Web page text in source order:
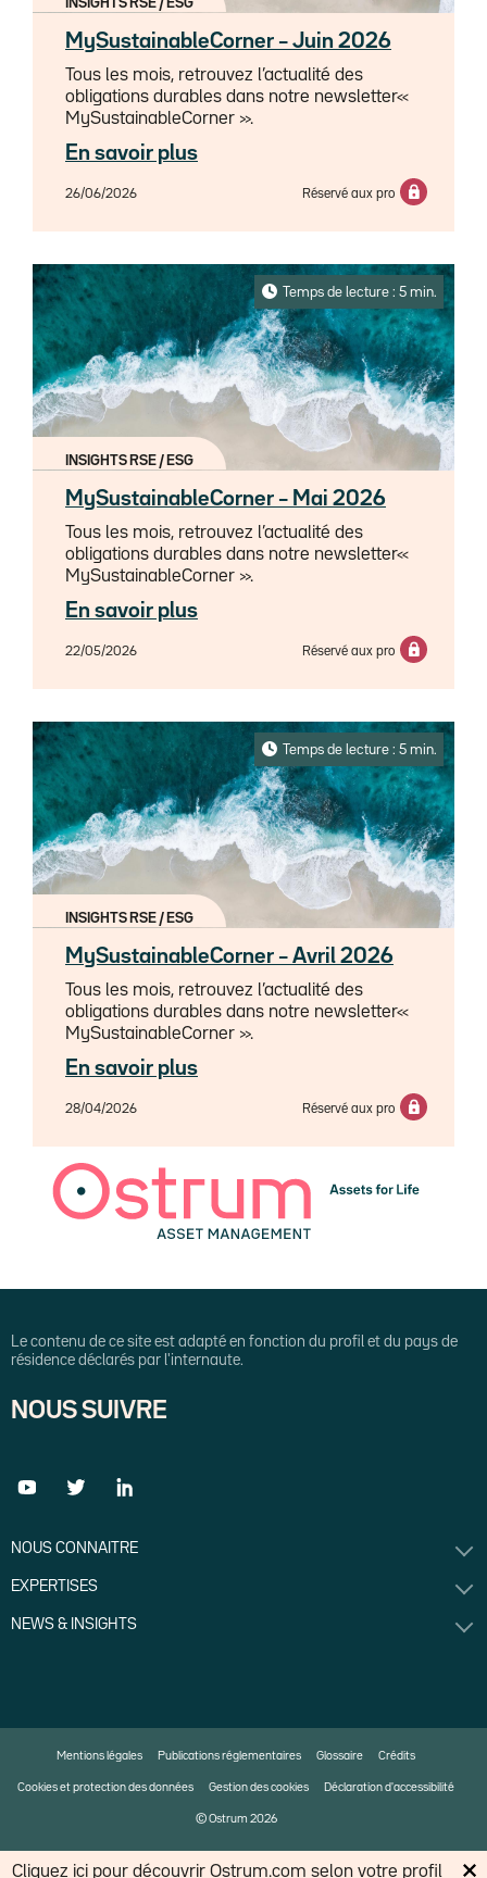
INSIGHTS RSE / ESG
MySustainableCorner – Juin 2026
Tous les mois, retrouvez l’actualité des
obligations durables dans notre newsletter«
MySustainableCorner ».
En savoir plus
26/06/2026 Réservé aux pro
Temps de lecture : 5 min.
INSIGHTS RSE / ESG
MySustainableCorner – Mai 2026
Tous les mois, retrouvez l’actualité des
obligations durables dans notre newsletter«
MySustainableCorner ».
En savoir plus
22/05/2026 Réservé aux pro
Temps de lecture : 5 min.
INSIGHTS RSE / ESG
MySustainableCorner – Avril 2026
Tous les mois, retrouvez l’actualité des
obligations durables dans notre newsletter«
MySustainableCorner ».
En savoir plus
28/04/2026 Réservé aux pro
Le contenu de ce site est adapté en fonction du profil et du pays de
résidence déclarés par l'internaute.
NOUS SUIVRE
NOUS CONNAITRE
EXPERTISES
NEWS & INSIGHTS
Mentions légales Publications réglementaires Glossaire Crédits
Cookies et protection des données Gestion des cookies Déclaration d'accessibilité
© Ostrum 2026
Cliquez ici pour découvrir Ostrum.com selon votre profil